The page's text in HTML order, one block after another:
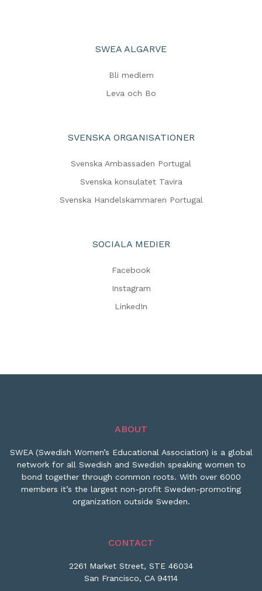
SWEA ALGARVE
Bli medlem
Leva och Bo
SVENSKA ORGANISATIONER
Svenska Ambassaden Portugal
Svenska konsulatet Tavira
Svenska Handelskammaren Portugal
SOCIALA MEDIER
Facebook
Instagram
LinkedIn
ABOUT
SWEA (Swedish Women’s Educational Association) is a global
network for all Swedish and Swedish speaking women to
bond together through common roots. With over 6000
members it’s the largest non-profit Sweden-promoting
organization outside Sweden.
CONTACT
2261 Market Street, STE 46034
San Francisco, CA 94114